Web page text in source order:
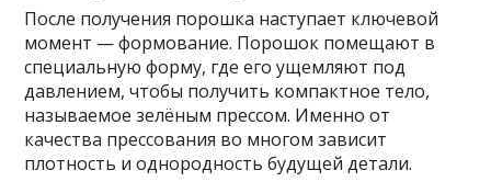
После получения порошка наступает ключевой
момент — формование. Порошок помещают в
специальную форму, где его ущемляют под
давлением, чтобы получить компактное тело,
называемое зелёным прессом. Именно от
качества прессования во многом зависит
плотность и однородность будущей детали.